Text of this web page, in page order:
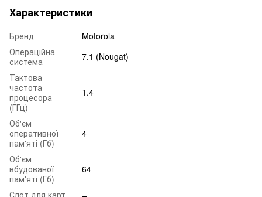
Характеристики
Бренд
Motorola
Операційна
система
7.1 (Nougat)
Тактова
частота
процесора
(ГГц)
1.4
Об'єм
оперативної
пам'яті (Гб)
4
Об'єм
вбудованої
пам'яті (Гб)
64
Слот для карт